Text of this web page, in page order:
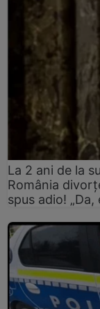
La 2 ani de la
România
spus adio!